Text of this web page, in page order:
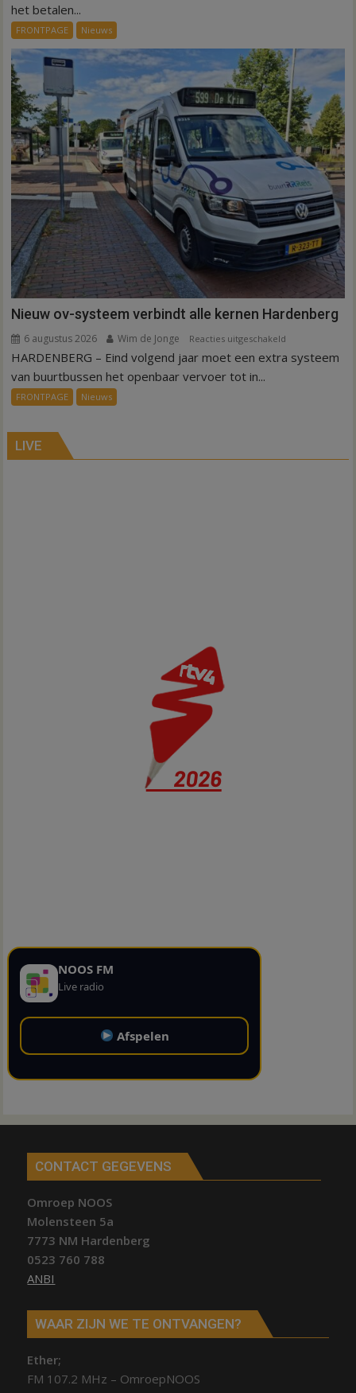
werknemers
het betalen...
FRONTPAGE Nieuws
Nieuw ov-systeem verbindt alle kernen Hardenberg
6 augustus 2026 Wim de Jonge Reacties uitgeschakeld
Nieuw
Hardenberg
HARDENBERG – Eind volgend jaar moet een extra systeem
van buurtbussen het openbaar vervoer tot in...
FRONTPAGE Nieuws
LIVE
NOOS FM
Live radio
Afspelen
CONTACT GEGEVENS
Omroep NOOS
Molensteen 5a
7773 NM Hardenberg
0523 760 788
ANBI
WAAR ZIJN WE TE ONTVANGEN?
Ether;
FM 107.2 MHz – OmroepNOOS